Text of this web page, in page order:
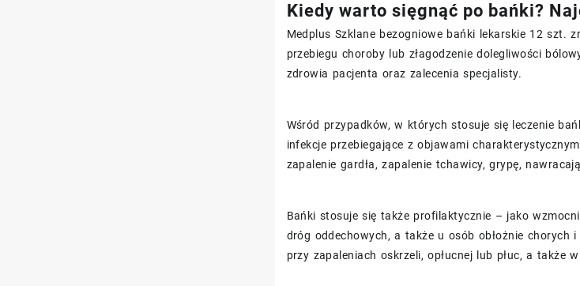
Kiedy warto sięgnąć po bańki?
Medplus Szklane bezogniowe bańki lekarskie 12 szt.
przebiegu choroby lub złagodzenie dolegliwości
zdrowia pacjenta oraz zalecenia specjalisty.
Wśród przypadków, w których stosuje się leczenie
infekcje przebiegające z objawami
zapalenie gardła, zapalenie tchawicy, grypę,
Bańki stosuje się także profilaktycznie – jako
dróg oddechowych, a także u osób obłożnie
przy zapaleniach oskrzeli, opłucnej lub płuc, a także